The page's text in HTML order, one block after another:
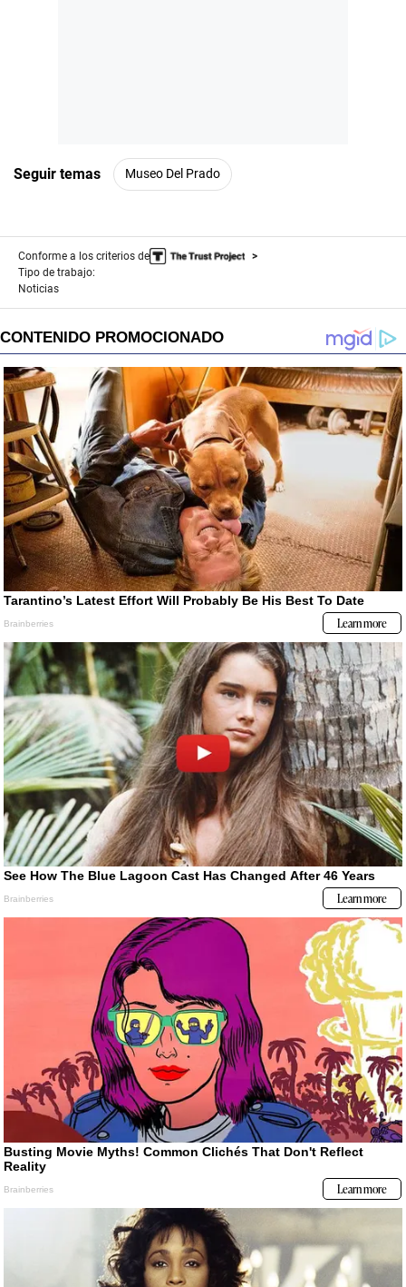
Seguir temas Museo Del Prado
Conforme a los criterios de
Tipo de trabajo:
Noticias